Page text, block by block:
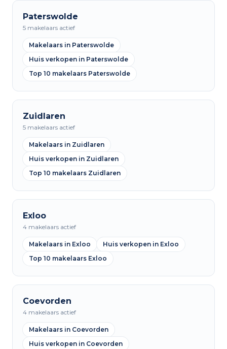
Paterswolde
5 makelaars actief
Makelaars in Paterswolde
Huis verkopen in Paterswolde
Top 10 makelaars Paterswolde
Zuidlaren
5 makelaars actief
Makelaars in Zuidlaren
Huis verkopen in Zuidlaren
Top 10 makelaars Zuidlaren
Exloo
4 makelaars actief
Makelaars in Exloo
Huis verkopen in Exloo
Top 10 makelaars Exloo
Coevorden
4 makelaars actief
Makelaars in Coevorden
Huis verkopen in Coevorden